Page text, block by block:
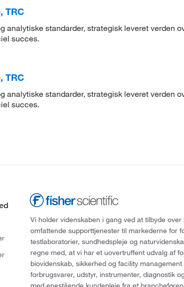
TRC
analytiske standarder, strategisk leveret verden
succes.
TRC
analytiske standarder, strategisk leveret verden
succes.
Vi holder videnskaben i gang ved at tilbyde
omfattende supporttjenester til markederne for
testlaboratorier, sundhedspleje og
regne med, at vi har et uovertruffent udvalg af
biovidenskab, sikkerhed og facility
forbrugsvarer, udstyr, instrumenter, diagnostik